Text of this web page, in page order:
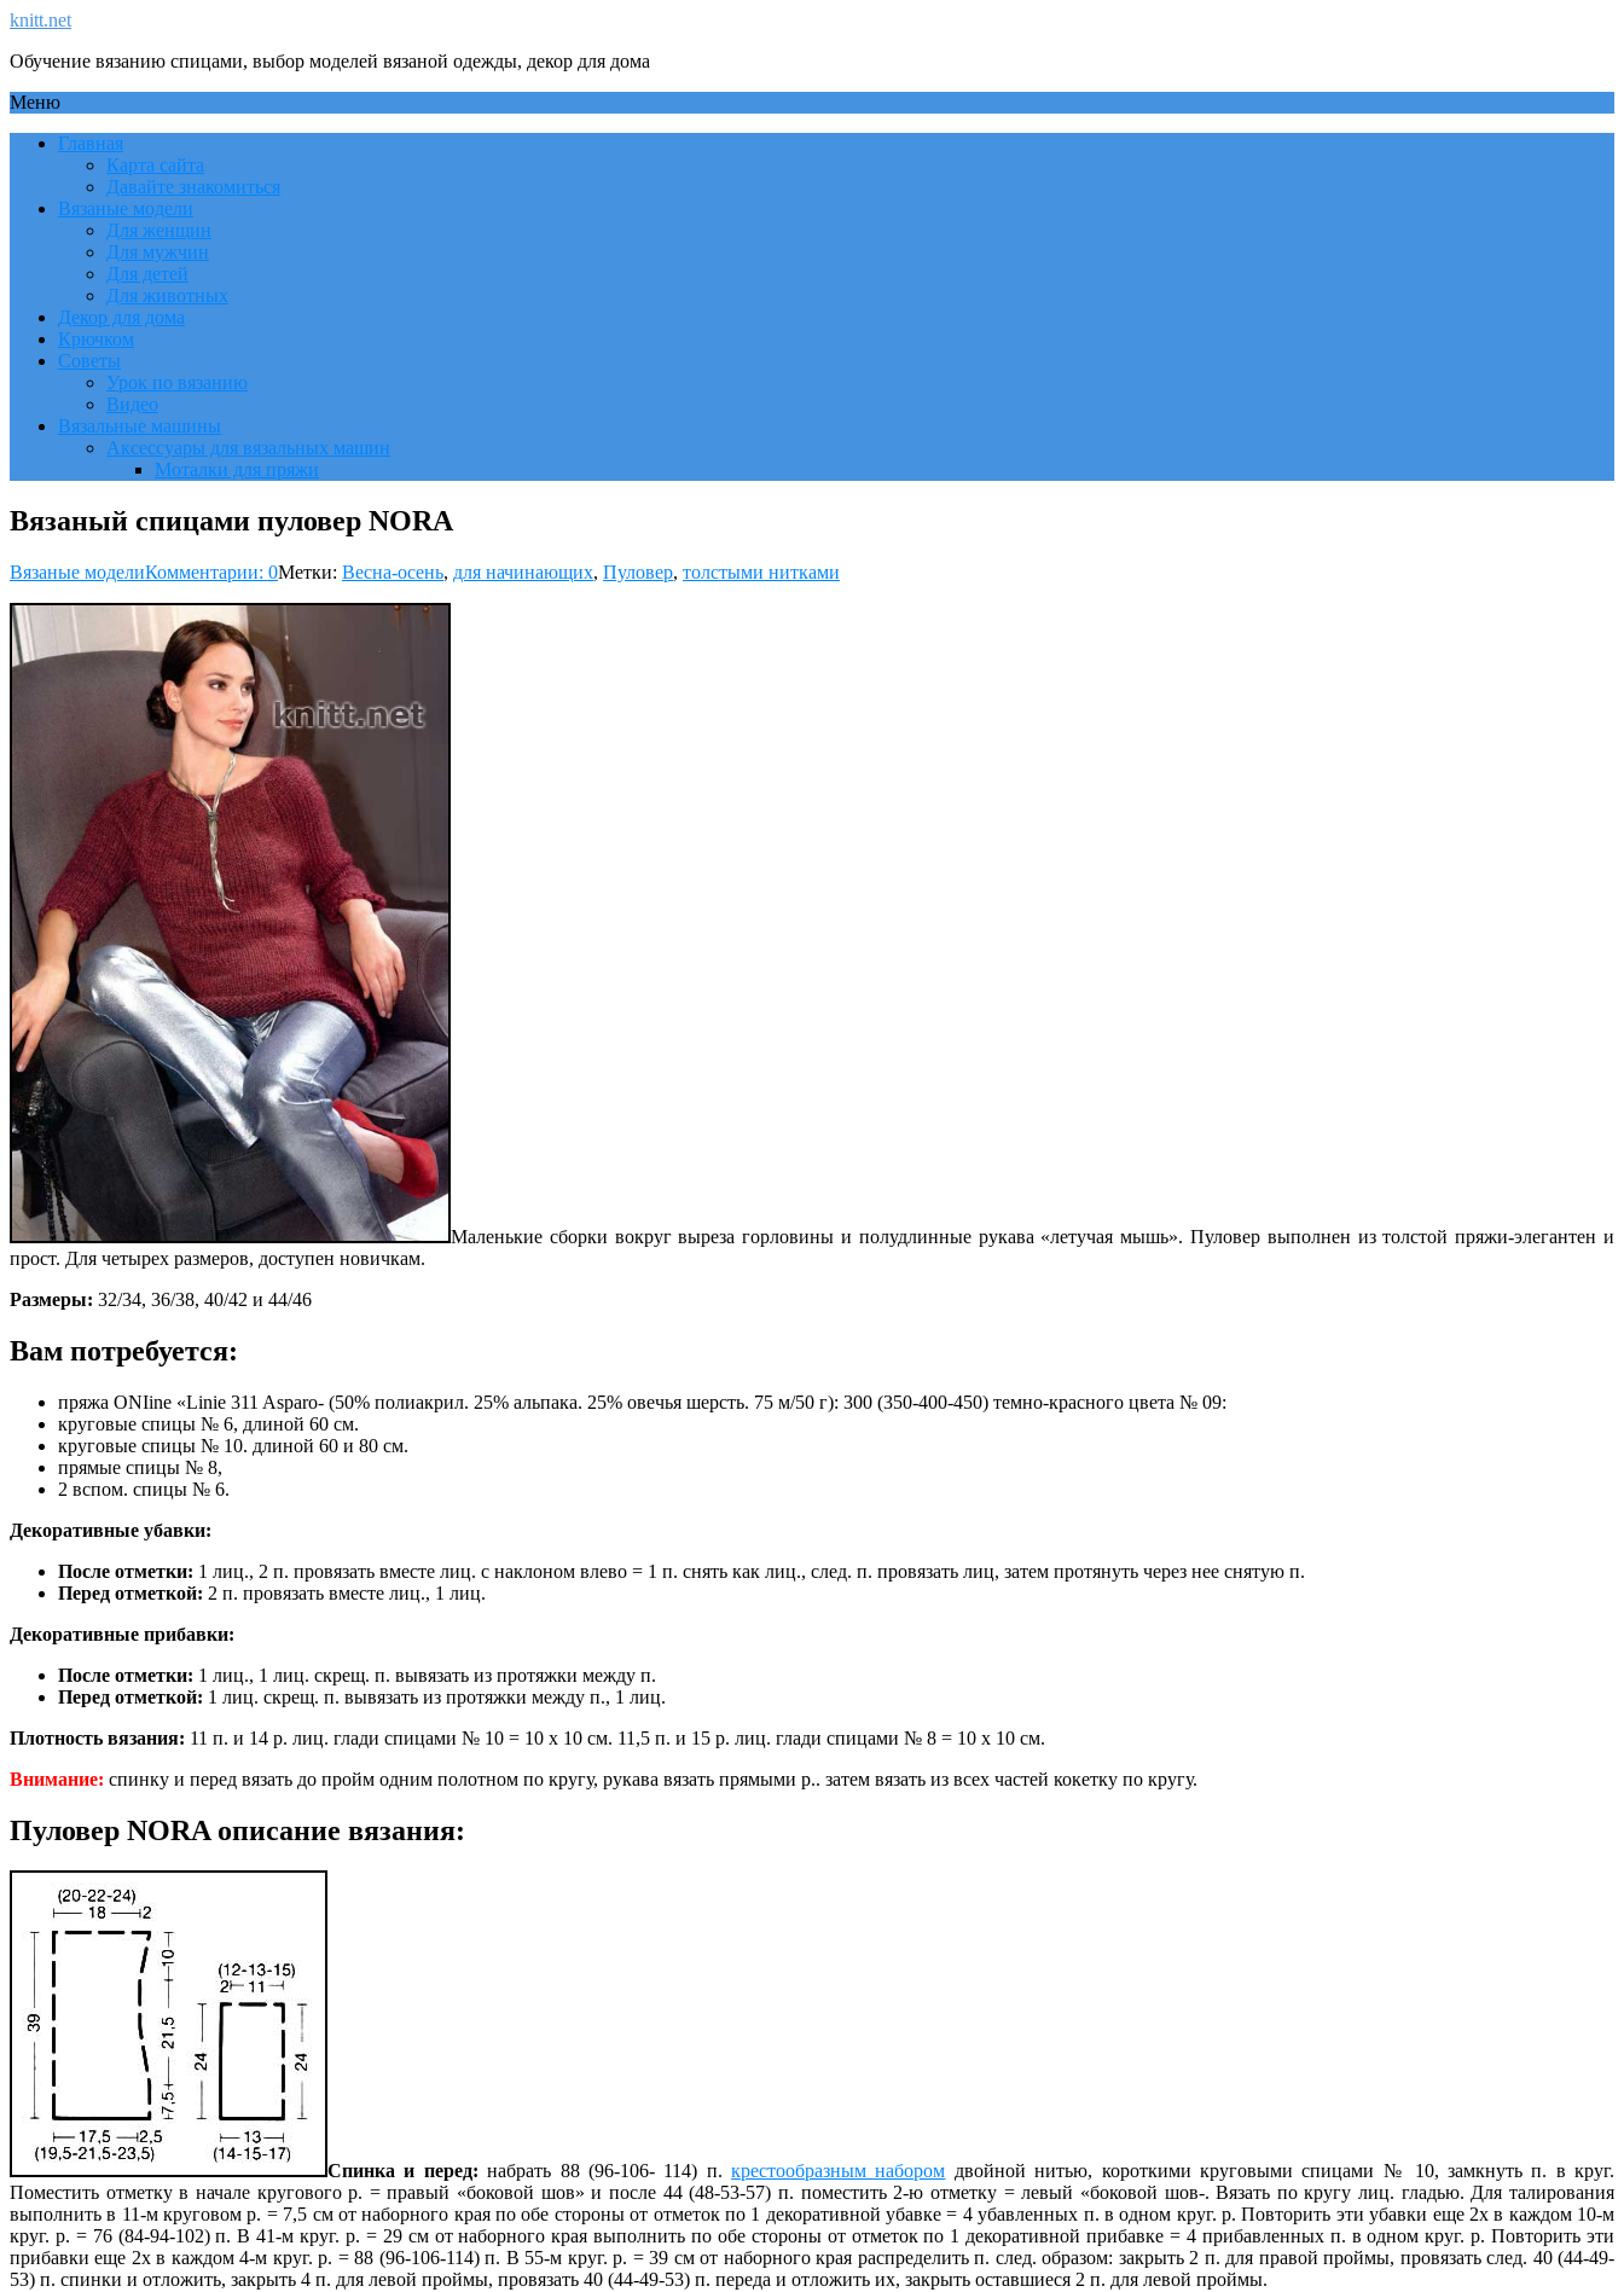
knitt.net
Обучение вязанию спицами, выбор моделей вязаной одежды, декор для дома
Меню
Главная
Карта сайта
Давайте знакомиться
Вязаные модели
Для женщин
Для мужчин
Для детей
Для животных
Декор для дома
Крючком
Советы
Урок по вязанию
Видео
Вязальные машины
Аксессуары для вязальных машин
Моталки для пряжи
Вязаный спицами пуловер NORA
Вязаные моделиКомментарии: 0Метки: Весна-осень, для начинающих, Пуловер, толстыми нитками
Маленькие сборки вокруг выреза горловины и полудлинные рукава «летучая мышь». Пуловер выполнен из толстой пряжи-элегантен и
прост. Для четырех размеров, доступен новичкам.
Размеры: 32/34, 36/38, 40/42 и 44/46
Вам потребуется:
пряжа ONIine «Linie 311 Asparo- (50% полиакрил. 25% альпака. 25% овечья шерсть. 75 м/50 г): 300 (350-400-450) темно-красного цвета № 09:
круговые спицы № 6, длиной 60 см.
круговые спицы № 10. длиной 60 и 80 см.
прямые спицы № 8,
2 вспом. спицы № 6.
Декоративные убавки:
После отметки: 1 лиц., 2 п. провязать вместе лиц. с наклоном влево = 1 п. снять как лиц., след. п. провязать лиц, затем протянуть через нее снятую п.
Перед отметкой: 2 п. провязать вместе лиц., 1 лиц.
Декоративные прибавки:
После отметки: 1 лиц., 1 лиц. скрещ. п. вывязать из протяжки между п.
Перед отметкой: 1 лиц. скрещ. п. вывязать из протяжки между п., 1 лиц.
Плотность вязания: 11 п. и 14 р. лиц. глади спицами № 10 = 10 х 10 см. 11,5 п. и 15 р. лиц. глади спицами № 8 = 10 х 10 см.
Внимание: спинку и перед вязать до пройм одним полотном по кругу, рукава вязать прямыми р.. затем вязать из всех частей кокетку по кругу.
Пуловер NORA описание вязания:
Спинка и перед: набрать 88 (96-106- 114) п.крестообразным набором двойной нитью, короткими круговыми спицами № 10, замкнуть п. в круг.
Поместить отметку в начале кругового р. = правый «боковой шов» и после 44 (48-53-57) п. поместить 2-ю отметку = левый «боковой шов-. Вязать по кругу лиц. гладью. Для талирования
выполнить в 11-м круговом р. = 7,5 см от наборного края по обе стороны от отметок по 1 декоративной убавке = 4 убавленных п. в одном круг. р. Повторить эти убавки еще 2х в каждом 10-м
круг. р. = 76 (84-94-102) п. В 41-м круг. р. = 29 см от наборного края выполнить по обе стороны от отметок по 1 декоративной прибавке = 4 прибавленных п. в одном круг. р. Повторить эти
прибавки еще 2х в каждом 4-м круг. р. = 88 (96-106-114) п. В 55-м круг. р. = 39 см от наборного края распределить п. след. образом: закрыть 2 п. для правой проймы, провязать след. 40 (44-49-
53) п. спинки и отложить, закрыть 4 п. для левой проймы, провязать 40 (44-49-53) п. переда и отложить их, закрыть оставшиеся 2 п. для левой проймы.